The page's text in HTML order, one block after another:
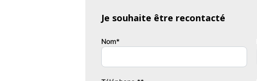
allergènes
- Toit ouvrant panoramique électrique Entrebaillant,
Gris 300
Je souhaite être recontacté
Nom*